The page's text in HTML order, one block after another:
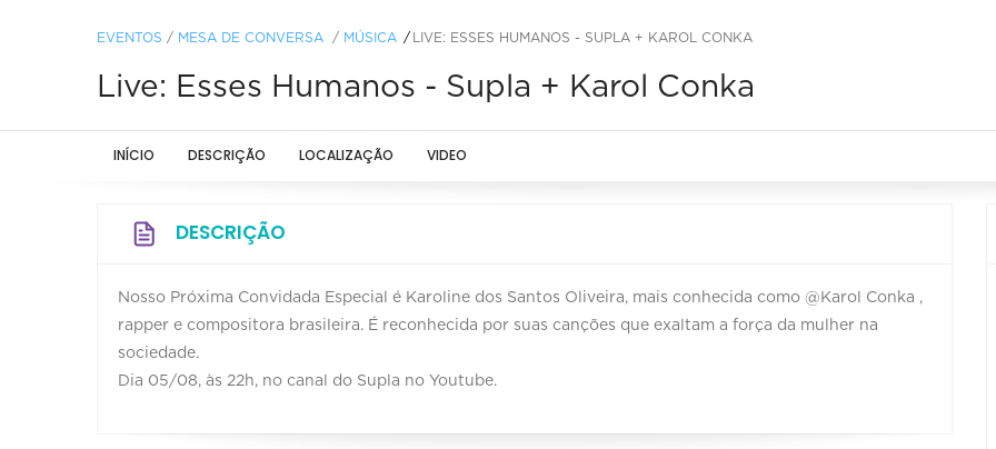
EVENTOS / MESA DE CONVERSA / MÚSICA LIVE: ESSES HUMANOS - SUPLA + KAROL CONKA
Live: Esses Humanos - Supla + Karol Conka
INÍCIO DESCRIÇÃO LOCALIZAÇÃO VIDEO
DESCRIÇÃO
Nosso Próxima Convidada Especial é Karoline dos Santos Oliveira, mais conhecida como @Karol Conka ,
rapper e compositora brasileira. É reconhecida por suas canções que exaltam a força da mulher na
sociedade.
Dia 05/08, às 22h, no canal do Supla no Youtube.